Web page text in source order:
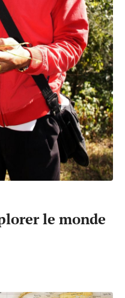
le monde